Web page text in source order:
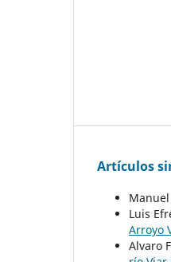
Artículos
Luis
Arroyo
Alvaro